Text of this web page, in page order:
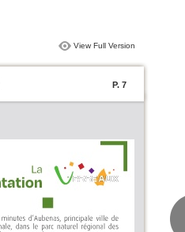
View Full Version
P. 7